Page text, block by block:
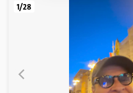
1/28